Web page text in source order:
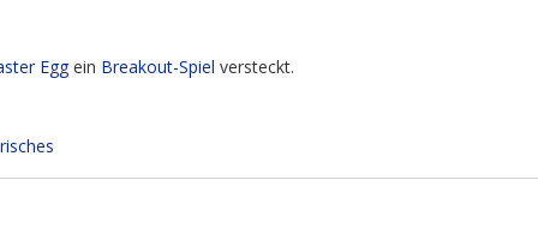
Eggein Breakout-Spiel versteckt.